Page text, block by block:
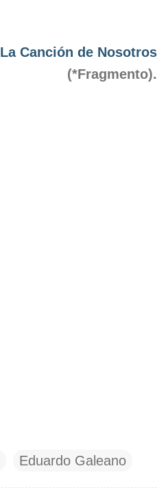
La Canción de Nosotros
(*Fragmento).
Eduardo Galeano